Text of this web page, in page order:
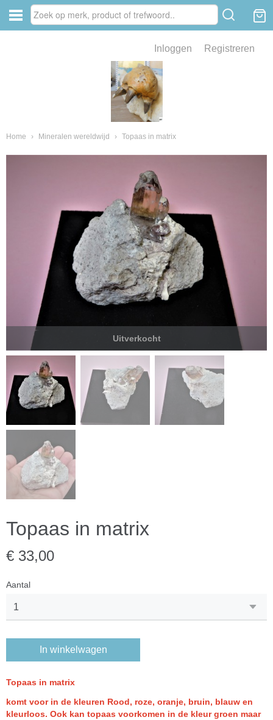
Inloggen Registreren
Home › Mineralen wereldwijd › Topaas in matrix
Uitverkocht
Topaas in matrix
€ 33,00
Aantal
In winkelwagen
Topaas in matrix
komt voor in de kleuren Rood, roze, oranje, bruin, blauw en
kleurloos. Ook kan topaas voorkomen in de kleur groen maar
van fossielen en mineralen